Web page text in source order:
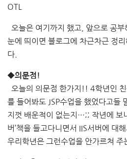
OTL
오늘은 여기까지 했고, 앞으로 공
눈에 띄이면 블로그에 차근차근 정
다.
◆의문점!
오늘의 의문점 한가지!! 4학년인 친
를 들어봐도 JSP수업을 했었다고들
지껏 배운적이 없는지…;; 작년에 보
버’책을 들고다니면서 IIS서버에 대
우리학년은 그런수업을 안가르쳐 주